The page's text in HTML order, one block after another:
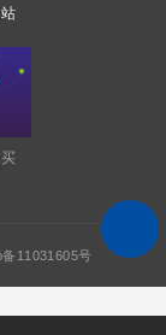
11031605号